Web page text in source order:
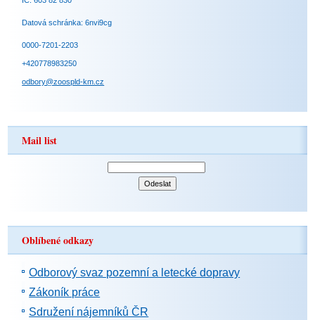
Datová schránka: 6nvi9cg
0000-7201-2203
+420778983250
odbory@zoospld-km.cz
Mail list
Oblíbené odkazy
Odborový svaz pozemní a letecké dopravy
Zákoník práce
Sdružení nájemníků ČR